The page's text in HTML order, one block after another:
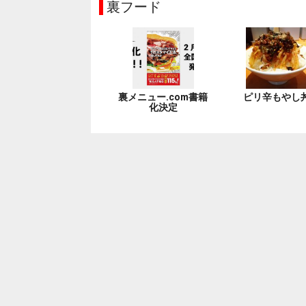
裏フード
裏メニュー.com書籍
化決定
ピリ辛もやし